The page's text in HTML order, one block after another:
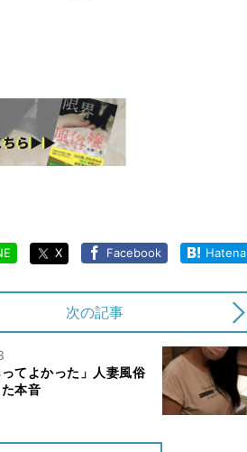
X Facebook Hatena
次の記事
ってよかった」人妻風俗
本音